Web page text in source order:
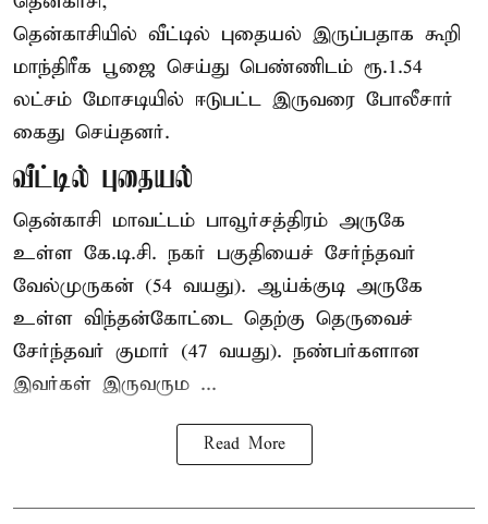
தென்காசியில் வீட்டில் புதையல் இருப்பதாக கூறி
மாந்திரீக பூஜை செய்து பெண்ணிடம் ரூ.1.54
லட்சம் மோசடியில் ஈடுபட்ட இருவரை போலீசார்
கைது செய்தனர்.
வீட்டில் புதையல்
தென்காசி மாவட்டம் பாவூர்சத்திரம் அருகே
உள்ள கே.டி.சி. நகர் பகுதியைச் சேர்ந்தவர்
வேல்முருகன் (54 வயது). ஆய்க்குடி அருகே
உள்ள விந்தன்கோட்டை தெற்கு தெருவைச்
சேர்ந்தவர் குமார் (47 வயது). நண்பர்களான
இவர்கள் இருவரும ...
Read More